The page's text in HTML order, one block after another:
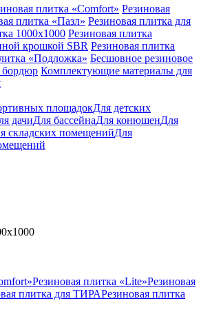
плитка «Comfort» Резиновая
плитка «Пазл» Резиновая плитка для
1000x1000 Резиновая плитка
крошкой SBR Резиновая плитка
«Подложка» Бесшовное резиновое
бордюр Комплектующие материалы для
площадокДля детских
дачиДля бассейнаДля конюшенДля
складских помещенийДля
Резиновая плитка «Lite»Резиновая
плитка для ТИРАРезиновая плитка